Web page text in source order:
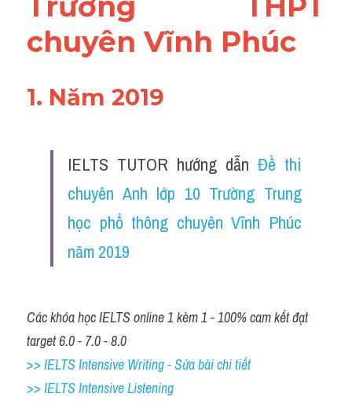
chuyên Vĩnh Phúc
1. Năm 2019
IELTS TUTOR hướng dẫn Đề thi
chuyên Anh lớp 10 Trường Trung
học phổ thông chuyên Vĩnh Phúc
năm 2019
Các khóa học IELTS online 1 kèm 1 - 100% cam kết đạt
target 6.0 - 7.0 - 8.0
>> IELTS Intensive Writing - Sửa bài chi tiết
>> IELTS Intensive Listening